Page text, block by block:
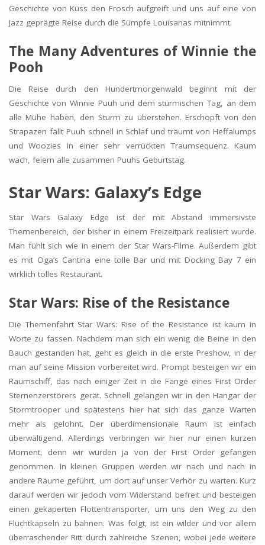
Geschichte von Küss den Frosch aufgreift und uns auf eine von
Jazz geprägte Reise durch die Sümpfe Louisanas mitnimmt.
The Many Adventures of Winnie the
Pooh
Die Reise durch den Hundertmorgenwald beginnt mit der
Geschichte von Winnie Puuh und dem stürmischen Tag, an dem
alle Mühe haben, den Sturm zu überstehen. Erschöpft von den
Strapazen fällt Puuh schnell in Schlaf und träumt von Heffalumps
und Woozies in einer sehr verrückten Traumsequenz. Kaum
wach, feiern alle zusammen Puuhs Geburtstag.
Star Wars: Galaxy’s Edge
Star Wars Galaxy Edge ist der mit Abstand immersivste
Themenbereich, der bisher in einem Freizeitpark realisiert wurde.
Man fühlt sich wie in einem der Star Wars-Filme. Außerdem gibt
es mit Oga‘s Cantina eine tolle Bar und mit Docking Bay 7 ein
wirklich tolles Restaurant.
Star Wars: Rise of the Resistance
Die Themenfahrt Star Wars: Rise of the Resistance ist kaum in
Worte zu fassen. Nachdem man sich ein wenig die Beine in den
Bauch gestanden hat, geht es gleich in die erste Preshow, in der
man auf seine Mission vorbereitet wird. Prompt besteigen wir ein
Raumschiff, das nach einiger Zeit in die Fänge eines First Order
Sternenzerstörers gerät. Schnell gelangen wir in den Hangar der
Stormtrooper und spätestens hier hat sich das ganze Warten
mehr als gelohnt. Der überdimensionale Raum ist einfach
überwältigend. Allerdings verbringen wir hier nur einen kurzen
Moment, denn wir wurden ja von der First Order gefangen
genommen. In kleinen Gruppen werden wir nach und nach in
andere Räume geführt, um dort auf unser Verhör zu warten. Kurz
darauf werden wir jedoch vom Widerstand befreit und besteigen
einen gekaperten Flottentransporter, um uns den Weg zu den
Fluchtkapseln zu bahnen. Was folgt, ist ein wilder und vor allem
überraschender Ritt durch zahlreiche Szenen, wobei jede weitere